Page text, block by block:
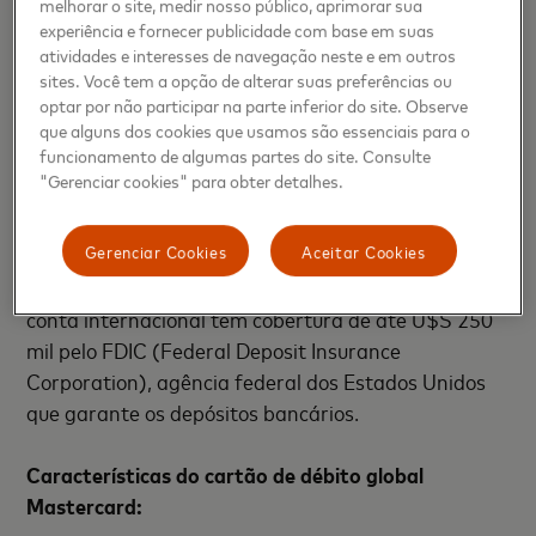
e Fintechs da Mastercard. “O Mastercard Débito
pode ser usado para compras em milhões de
estabelecimentos em mais de 210 países,
proporcionando praticidade, agilidade e segurança”,
finaliza Marcio.
No envio da remessa de cambio para a conta global
XP, incide IOF de 1,1%, menor do que a taxa de
5,38% do cartão de crédito, e pode ser feito a
qualquer dia e hora. Além disso, o saldo aportado na
conta internacional tem cobertura de até U$S 250
mil pelo FDIC (Federal Deposit Insurance
Corporation), agência federal dos Estados Unidos
que garante os depósitos bancários.
Características do cartão de débito global
Mastercard:
experiência e fornecer publicidade com base em suas
atividades e interesses de navegação neste e em outros
sites. Você tem a opção de alterar suas preferências ou
optar por não participar na parte inferior do site. Observe
que alguns dos cookies que usamos são essenciais para o
funcionamento de algumas partes do site. Consulte
"Gerenciar cookies" para obter detalhes.
Aceitar Cookies
Gerenciar Cookies